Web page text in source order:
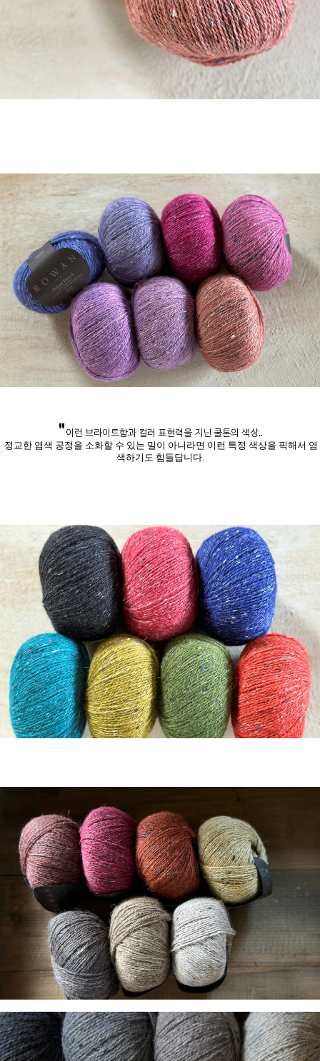
"이런 브라이트함과 컬러 표현력을 지닌 쿨톤의 색상..
정교한 염색 공정을 소화할 수 있는 밀이 아니라면 이런 특정 색상을 픽해서 염
색하기도 힘들답니다.